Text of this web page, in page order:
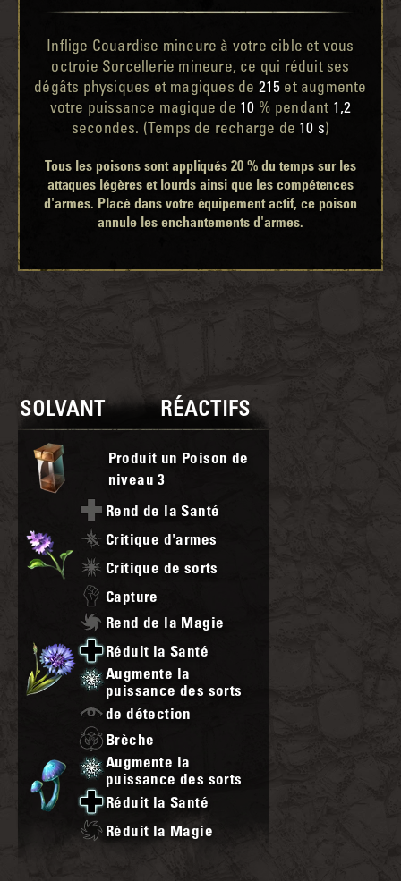
Inflige Couardise mineure à votre cible et vous
octroie Sorcellerie mineure, ce qui réduit ses
dégâts physiques et magiques de 215 et augmente
votre puissance magique de 10 % pendant 1,2
secondes. (Temps de recharge de 10 s)
Tous les poisons sont appliqués 20 % du temps sur les
attaques légères et lourds ainsi que les compétences
d'armes. Placé dans votre équipement actif, ce poison
annule les enchantements d'armes.
SOLVANT RÉACTIFS
Produit un Poison de
niveau3
Rend de la Santé
Critique d'armes
Critique de sorts
Capture
Rend de la Magie
Réduit la Santé
Augmente la
puissance des sorts
de détection
Brèche
Augmente la
puissance des sorts
Réduit la Santé
Réduit la Magie